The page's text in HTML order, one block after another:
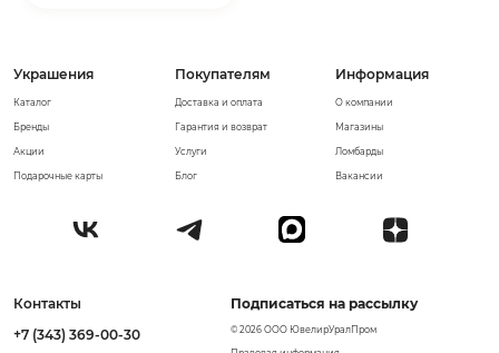
Информация
О компании
Магазины
Ломбарды
Вакансии
Украшения
Каталог
Бренды
Акции
Подарочные карты
Покупателям
Доставка и оплата
Гарантия и возврат
Услуги
Блог
Контакты
+7 (343) 369-00-30
Подписаться на рассылку
© 2026 ООО ЮвелирУралПром